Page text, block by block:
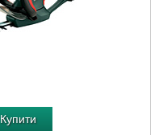
Купити